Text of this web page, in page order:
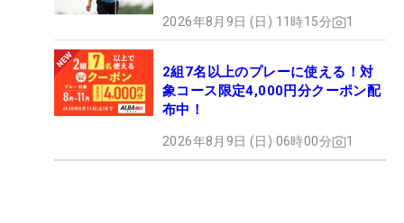
2026年8月9日 (日) 11時15分 1
2組7名以上のプレーに使える！対
象コース限定4,000円分クーポン配
布中！
2026年8月9日 (日) 06時00分 1